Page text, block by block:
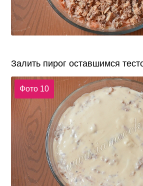
Залить пирог оставшимся
Фото 10